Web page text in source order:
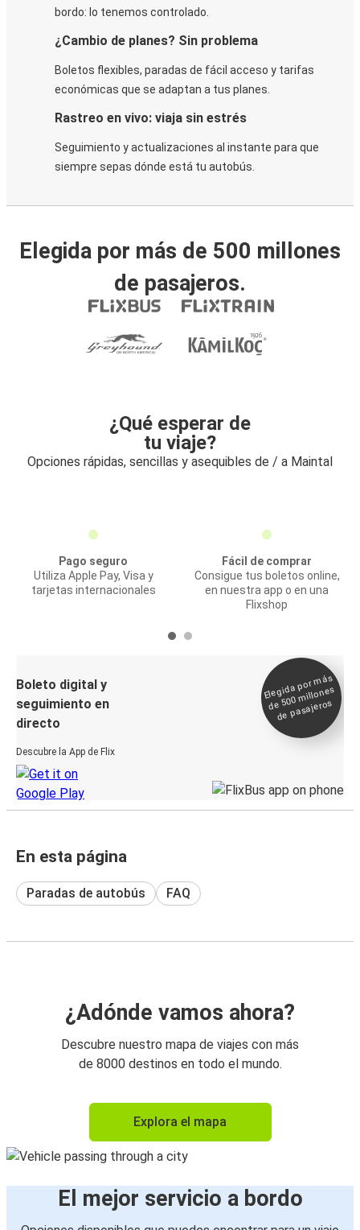
bordo: lo tenemos controlado.
¿Cambio de planes? Sin problema
Boletos flexibles, paradas de fácil acceso y tarifas
económicas que se adaptan a tus planes.
Rastreo en vivo: viaja sin estrés
Seguimiento y actualizaciones al instante para que
siempre sepas dónde está tu autobús.
Elegida por más de 500 millones
de pasajeros.
¿Qué esperar de
tu viaje?
Opciones rápidas, sencillas y asequibles de / a Maintal
Pago seguro
Utiliza Apple Pay, Visa y
tarjetas internacionales
Fácil de comprar
Consigue tus boletos online,
en nuestra app o en una
Flixshop
Boleto digital y
seguimiento en
directo
Descubre la App de Flix
Elegida por
más
de 500
millones
de pasajeros
En esta página
Paradas de autobús FAQ
¿Adónde vamos ahora?
Descubre nuestro mapa de viajes con más
de 8000 destinos en todo el mundo.
Explora el mapa
El mejor servicio a bordo